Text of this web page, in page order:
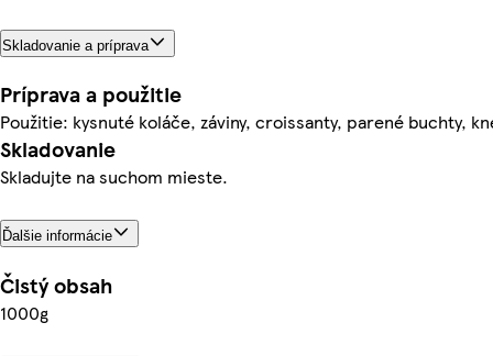
Skladovanie a príprava
Príprava a použitie
Použitie: kysnuté koláče, záviny, croissanty, parené buchty,
Skladovanie
Skladujte na suchom mieste.
Ďalšie informácie
Čistý obsah
1000g